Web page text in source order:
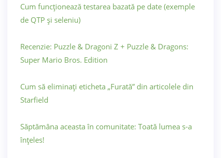
Cum funcționează testarea bazată pe date (exemple
de QTP și seleniu)
Recenzie: Puzzle & Dragoni Z + Puzzle & Dragons:
Super Mario Bros. Edition
Cum să eliminați eticheta „Furată” din articolele din
Starfield
Săptămâna aceasta în comunitate: Toată lumea s-a
înțeles!